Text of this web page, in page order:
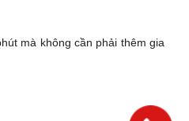
mà không cần phải thêm gia